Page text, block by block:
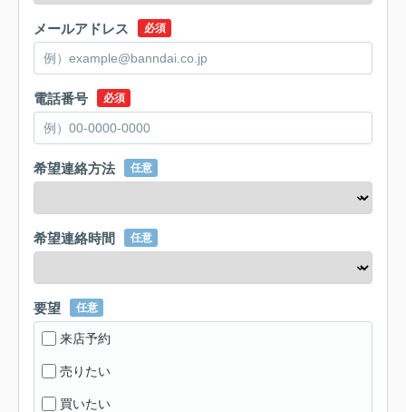
メールアドレス 必須
電話番号 必須
希望連絡方法 任意
希望連絡時間 任意
要望 任意
来店予約
売りたい
買いたい